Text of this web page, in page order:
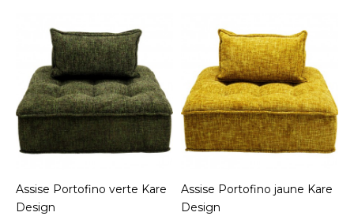
Assise Portofino verte Kare
Design
Assise Portofino jaune Kare
Design